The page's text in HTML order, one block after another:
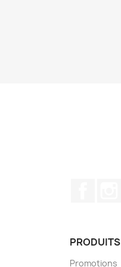
PRODUITS
Promotions